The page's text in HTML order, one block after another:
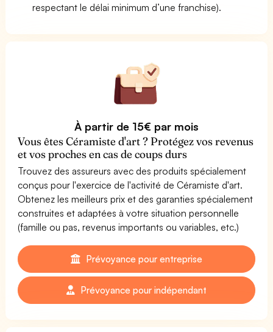
respectant le délai minimum d’une franchise).
À partir de 15€ par mois
Vous êtes Céramiste d'art ? Protégez vos revenus
et vos proches en cas de coups durs
Trouvez des assureurs avec des produits spécialement
conçus pour l'exercice de l'activité de Céramiste d'art.
Obtenez les meilleurs prix et des garanties spécialement
construites et adaptées à votre situation personnelle
(famille ou pas, revenus importants ou variables, etc.)
Prévoyance pour entreprise
Prévoyance pour indépendant